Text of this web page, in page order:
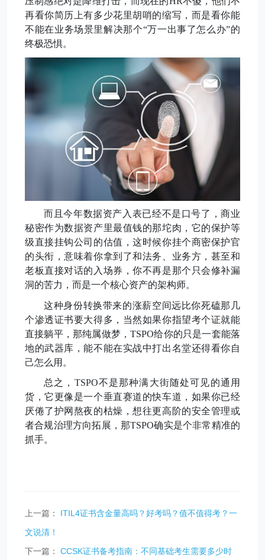
再看你简历上有多少花里胡哨的缩写，而是看你能
不能在业务场景里解决那个“万一出事了怎么办”的
终极恐惧。
而且今年数据资产入表已经不是口号了，商业
秘密作为数据资产里最值钱的那坨肉，它的保护等
级直接挂钩公司的估值，这时候你挂个商密保护官
的头衔，意味着你拿到了和法务、业务方 ， 甚至和
老板直接对话的入场券，你不再是那个只会修补漏
洞的苦力，而是一个核心资产的架构师。
这种身份转换带来的涨薪空间远比你死磕那几
个渗透证书要大得多，当然如果你指望考个证就能
直接躺平，那纯属做梦，TSPO给你的只是一套能落
地的武器库，能不能在实战中打出名堂还得看你自
己怎么用。
总之 ， TSPO不是那种满大街随处可见的通用
货，它更像是一个垂直赛道的快车道，如果你已经
厌倦了护网熬夜的枯燥，想往更高阶的安全管理或
者合规治理方向拓展 ，那TSPO确实是个非常精准的
抓手。
上一篇：
ITIL4证书含金量高吗？好考吗？值不值得考？一
文说清！
下一篇：
CCSK证书备考指南：不同基础考生需要多少时